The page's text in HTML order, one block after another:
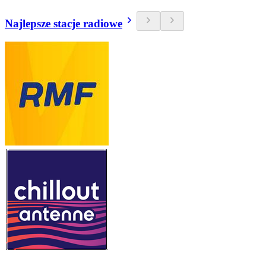
Najlepsze stacje radiowe